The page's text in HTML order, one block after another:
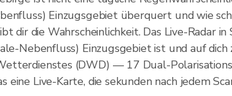
Einzugsgebiet überquert und wie
dir die Wahrscheinlichkeit. Das Live-Radar
Nebenfluss) Einzugsgebiet ist und auf dich
(DWD) — 17 Dual-
eine Live-Karte, die sekunden nach jedem